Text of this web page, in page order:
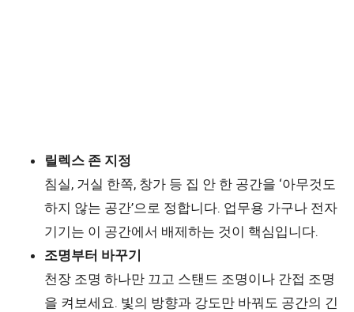
릴렉스 존 지정
침실, 거실 한쪽, 창가 등 집 안 한 공간을 ‘아무것도
하지 않는 공간’으로 정합니다. 업무용 가구나 전자
기기는 이 공간에서 배제하는 것이 핵심입니다.
조명부터 바꾸기
천장 조명 하나만 끄고 스탠드 조명이나 간접 조명
을 켜보세요. 빛의 방향과 강도만 바꿔도 공간의 긴